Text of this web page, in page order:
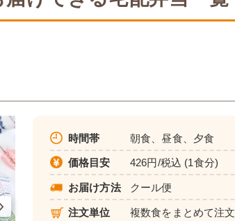
時間帯 朝食、昼食、夕食
価格目安 426円/税込 (1食分)
お届け方法 クール便
注文単位 複数食をまとめて注文